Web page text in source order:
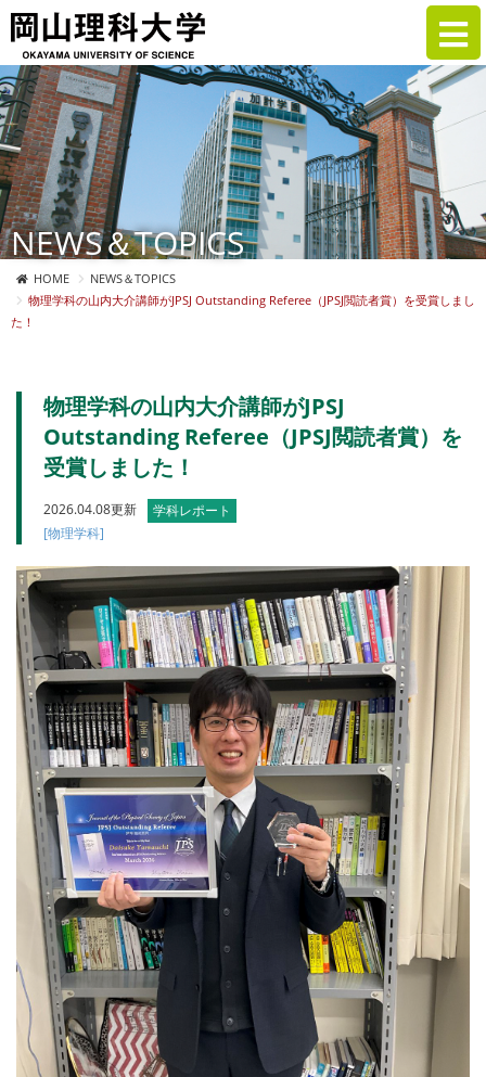
NEWS＆TOPICS
HOME
NEWS＆TOPICS
物理学科の山内大介講師がJPSJ Outstanding Referee（JPSJ閲読者賞）を受賞しまし
た！
物理学科の山内大介講師がJPSJ
Outstanding Referee（JPSJ閲読者賞）を
受賞しました！
2026.04.08更新
学科レポート
[物理学科]